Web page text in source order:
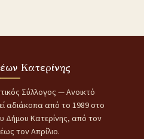
Κατερίνης
Σύλλογος — Ανοικτό
αδιάκοπα από το 1989 στο
Δήμου Κατερίνης, από τον
τον Απρίλιο.